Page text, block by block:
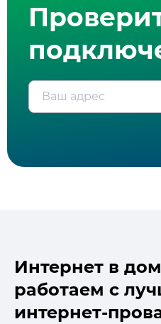
Ваш адрес
Интернет в
работаем с
интернет-